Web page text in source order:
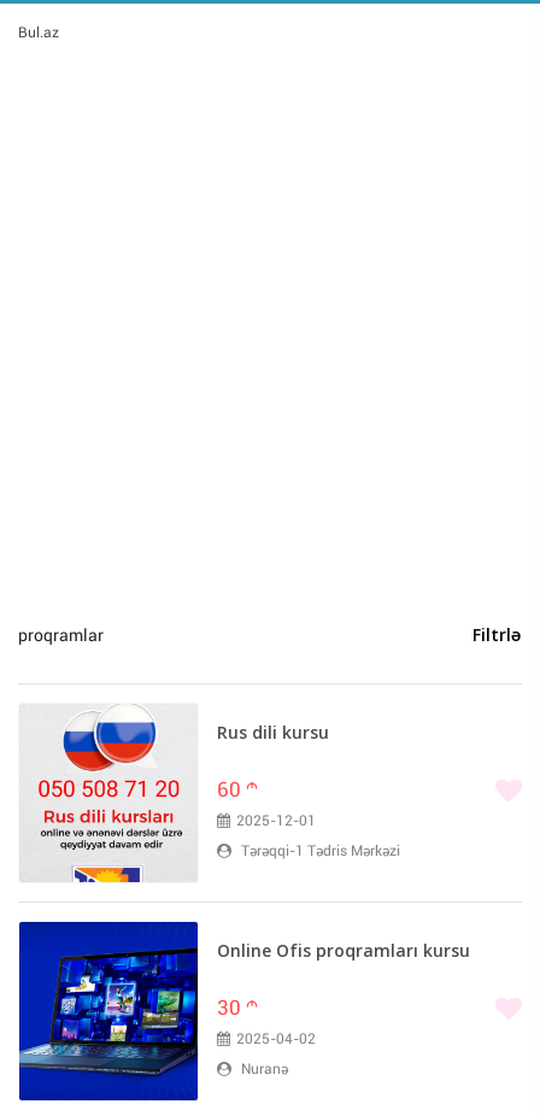
Bul.az
proqramlar Filtrlə
Rus dili kursu
60 m
2025-12-01
Tərəqqi-1 Tədris Mərkəzi
Online Ofis proqramları kursu
30 m
2025-04-02
Nuranə